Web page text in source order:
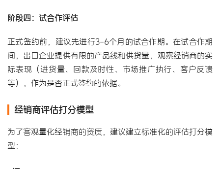
阶段四：试合作评估
正式签约前，建议先进行3-6个月的试合作期。在试合作期
间，出口企业提供有限的产品线和供货量，观察经销商的实
际表现（进货量、回款及时性、市场推广执行、客户反馈
等），作为是否正式签约的依据。
经销商评估打分模型
为了客观量化经销商的资质，建议建立标准化的评估打分模
型：